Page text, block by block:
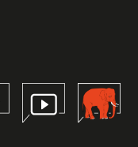
Youtube